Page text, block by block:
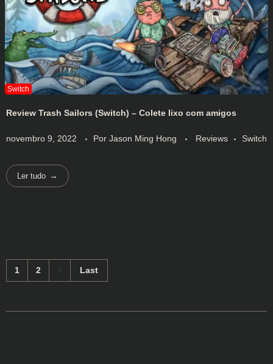
Review Trash Sailors (Switch) – Colete lixo com amigos
novembro 9, 2022 Por Jason Ming Hong Reviews Switch
Ler tudo
1 2 Last